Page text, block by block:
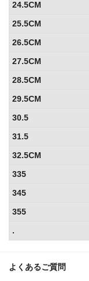
よくあるご質問
24.5CM
25.5CM
26.5CM
27.5CM
28.5CM
29.5CM
30.5
31.5
32.5CM
335
345
355
.